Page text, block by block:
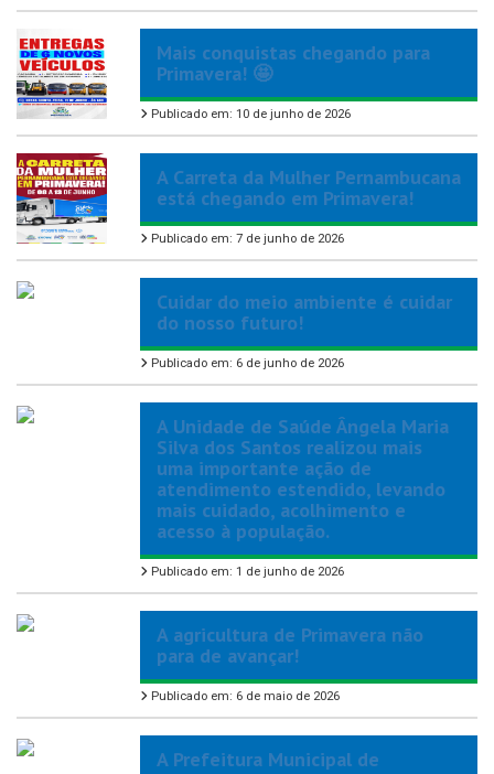
Mais conquistas chegando para
Primavera! 🤩
Publicado em: 10 de junho de 2026
A Carreta da Mulher Pernambucana
está chegando em Primavera!
Publicado em: 7 de junho de 2026
Cuidar do meio ambiente é cuidar
do nosso futuro!
Publicado em: 6 de junho de 2026
A Unidade de Saúde Ângela Maria
Silva dos Santos realizou mais
uma importante ação de
atendimento estendido, levando
mais cuidado, acolhimento e
acesso à população.
Publicado em: 1 de junho de 2026
A agricultura de Primavera não
para de avançar!
Publicado em: 6 de maio de 2026
A Prefeitura Municipal de